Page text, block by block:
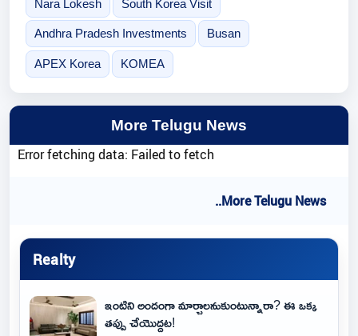
Nara Lokesh South Korea Visit
Andhra Pradesh Investments Busan
APEX Korea KOMEA
More Telugu News
Error fetching data: Failed to fetch
..More Telugu News
Realty
ఇంటిని అందంగా మార్చాలనుకుంటున్నారా? ఈ ఒక్క
తప్పు చేయొద్దట!